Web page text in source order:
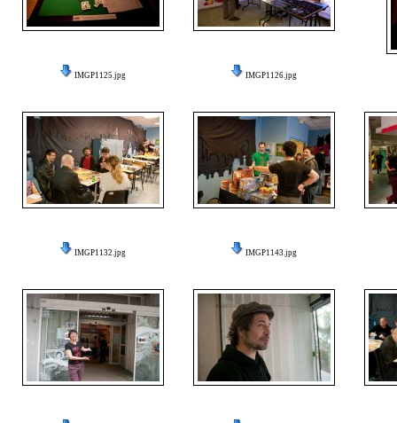
IMGP1125.jpg IMGP1126.jpg
IMGP1132.jpg IMGP1143.jpg